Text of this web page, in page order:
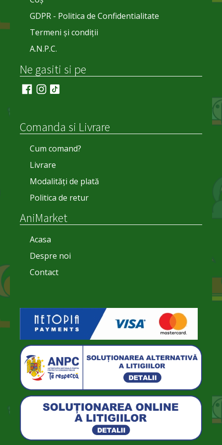
GDPR - Politica de Confidentialitate
Termeni și condiții
A.N.P.C.
Ne gasiti si pe
Comanda si Livrare
Cum comand?
Livrare
Modalități de plată
Politica de retur
AniMarket
Acasa
Despre noi
Contact